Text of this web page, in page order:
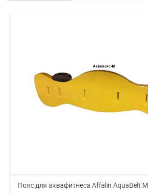
Пояс для аквафитнеса Affalin AquaBelt M